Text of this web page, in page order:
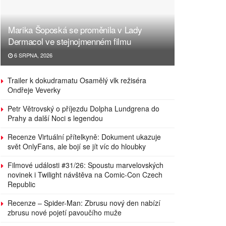
Marika Šoposká se proměnila v Lady
Dermacol ve stejnojmenném filmu
6 SRPNA, 2026
Trailer k dokudramatu Osamělý vlk režiséra
Ondřeje Veverky
Petr Větrovský o příjezdu Dolpha Lundgrena do
Prahy a další Noci s legendou
Recenze Virtuální přítelkyně: Dokument ukazuje
svět OnlyFans, ale bojí se jít víc do hloubky
Filmové události #31/26: Spoustu marvelovských
novinek i Twilight návštěva na Comic-Con Czech
Republic
Recenze – Spider-Man: Zbrusu nový den nabízí
zbrusu nové pojetí pavoučího muže